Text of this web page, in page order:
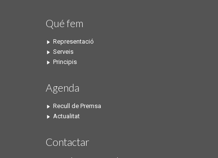
Qué fem
Representació
Serveis
Principis
Agenda
Recull de Premsa
Actualitat
Contactar